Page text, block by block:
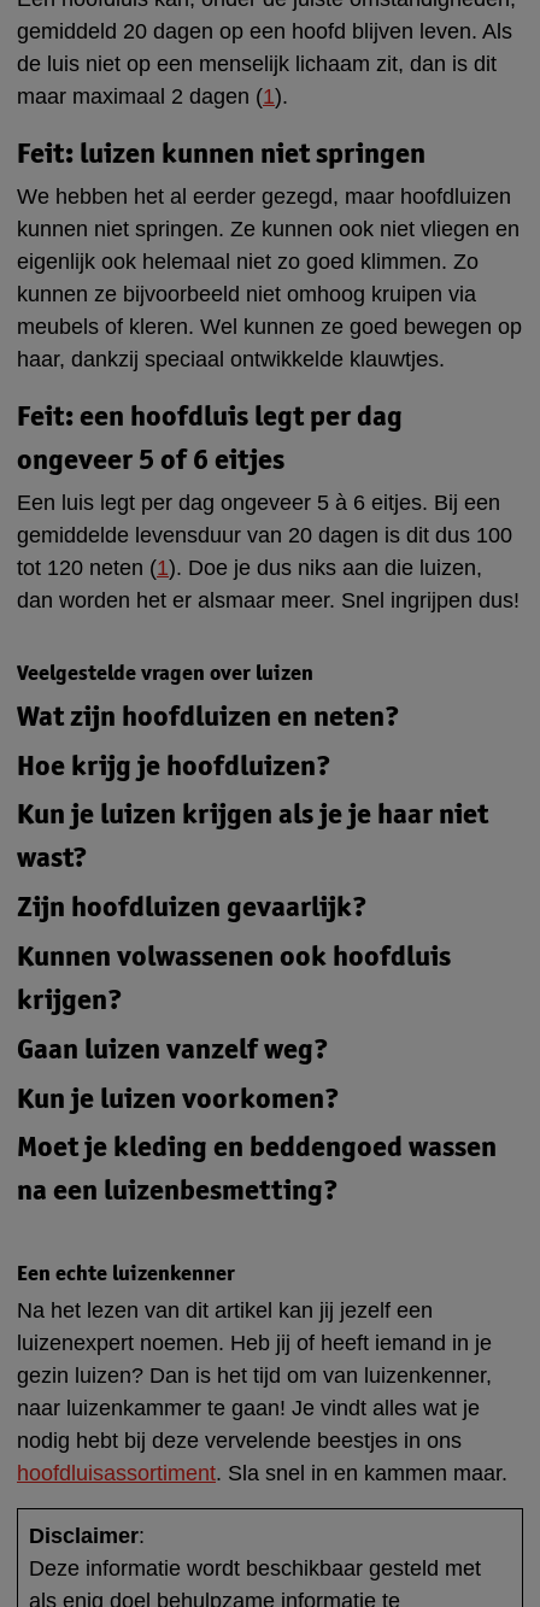
gemiddeld 20 dagen op een hoofd blijven leven. Als
de luis niet op een menselijk lichaam zit, dan is dit
maar maximaal 2 dagen (1).
Feit: luizen kunnen niet springen
We hebben het al eerder gezegd, maar hoofdluizen
kunnen niet springen. Ze kunnen ook niet vliegen en
eigenlijk ook helemaal niet zo goed klimmen. Zo
kunnen ze bijvoorbeeld niet omhoog kruipen via
meubels of kleren. Wel kunnen ze goed bewegen op
haar, dankzij speciaal ontwikkelde klauwtjes.
Feit: een hoofdluis legt per dag
ongeveer 5 of 6 eitjes
Een luis legt per dag ongeveer 5 à 6 eitjes. Bij een
gemiddelde levensduur van 20 dagen is dit dus 100
tot 120 neten (1). Doe je dus niks aan die luizen,
dan worden het er alsmaar meer. Snel ingrijpen dus!
Veelgestelde vragen over luizen
Wat zijn hoofdluizen en neten?
Hoofdluizen zijn kleine insecten die leven van
wel jeuken en verspreiden zich gemakkelijk.
Neten zijn de eitjes van luizen.
Hoe krijg je hoofdluizen?
Hoofdluizen krijg je door contact met iemand met
doordat kinderen veel dicht bij elkaar zitten en
spelen. Je kunt geen luizen krijgen via kleding of
Kun je luizen krijgen als je je haar niet
wast?
Nee, het wel of niet wassen van je haar heeft
zoeken, ongeacht het haar, graag een warme,
harige plek op.
Zijn hoofdluizen gevaarlijk?
Hoofdluizen zijn niet gevaarlijk. Wel kunnen ze
jeuken.
Kunnen volwassenen ook hoofdluis
krijgen?
Iedereen kan hoofdluis krijgen, ook
naar huis genomen? Controleer dan ook je eigen
haar en dat van je partner.
Gaan luizen vanzelf weg?
Luizen gaan zonder behandeling niet vanzelf
behandeling, bijvoorbeeld een
uitkambehandeling of een antihoofdluismiddel.
Kun je luizen voorkomen?
Luizen zijn meestal niet te voorkomen. Iedereen
kan ze krijgen. Wel kan het helpen om
maandelijks een keer het haar van iedereen in je
Moet je kleding en beddengoed wassen
na een luizenbesmetting?
verspreiden luizen zich in principe alleen via
mensen en niet via andere dingen, zoals kleding.
Een echte luizenkenner
Na het lezen van dit artikel kan jij jezelf een
luizenexpert noemen. Heb jij of heeft iemand in je
gezin luizen? Dan is het tijd om van luizenkenner,
naar luizenkammer te gaan! Je vindt alles wat je
nodig hebt bij deze vervelende beestjes in ons
hoofdluisassortiment. Sla snel in en kammen maar.
Disclaimer:
Deze informatie wordt beschikbaar gesteld met
als enig doel behulpzame informatie te